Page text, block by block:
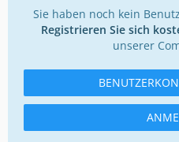
Sie haben noch kein
Registrieren Sie sich
unserer